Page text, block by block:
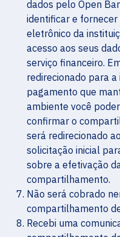
dados pelo Open
identificar e
eletrônico da
acesso aos seus
serviço financeiro.
redirecionado para
pagamento que
ambiente você
confirmar o
será redirecionado
solicitação inicial
sobre a efetivação
compartilhamento.
Não será cobrado
compartilhamento
Recebi uma